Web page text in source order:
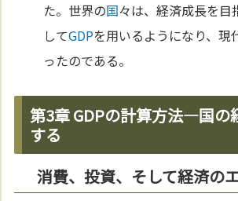
た。世界の国々は、経済成長を目
してGDPを用いるようになり、現
ったのである。
第3章 GDPの計算方法—国の
する
消費、投資、そして経済の